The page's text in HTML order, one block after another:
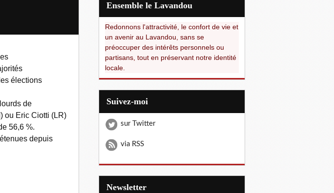
élections
de
ou Eric Ciotti (LR)
56,6 %.
depuis
Ensemble le Lavandou
Redonnons l'attractivité, le confort de vie et
un avenir au Lavandou, sans se
préoccuper des intérêts personnels ou
partisans, tout en préservant notre identité
locale.
Suivez-moi
sur Twitter
via RSS
Newsletter